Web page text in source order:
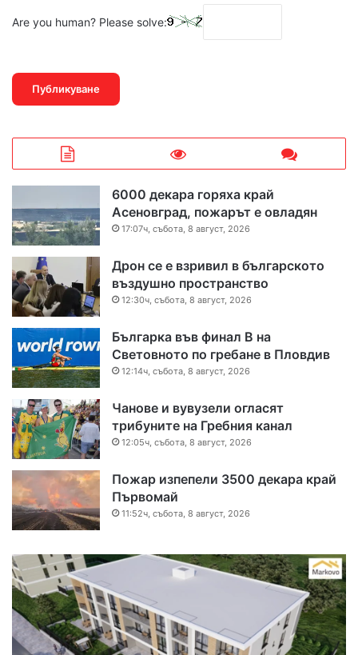
Are you human? Please solve:
6000 декара горяха край
Асеновград, пожарът е овладян
17:07ч, събота, 8 август, 2026
Дрон се е взривил в българското
въздушно пространство
12:30ч, събота, 8 август, 2026
Българка във финал B на
Световното по гребане в Пловдив
12:14ч, събота, 8 август, 2026
Чанове и вувузели огласят
трибуните на Гребния канал
12:05ч, събота, 8 август, 2026
Пожар изпепели 3500 декара край
Първомай
11:52ч, събота, 8 август, 2026